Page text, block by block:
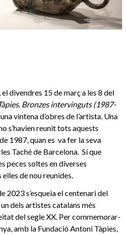
divendres 15 de març a les 8 del
Bronzes intervinguts (1987-
vintena d’obres de l’artista. Una
s’havien reunit tots aquests
1987, quan es va fer la seva
Taché de Barcelona. Sí que
peces soltes en diverses
de nou reunides.
2023 s’esqueia el centenari del
dels artistes catalans més
del segle XX. Per commemorar-
amb la Fundació Antoni Tàpies,